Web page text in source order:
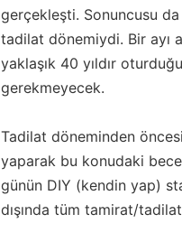
gerçekleşti. Sonuncusu
tadilat dönemiydi. Bir ayı
yaklaşık 40 yıldır
gerekmeyecek.
Tadilat döneminden
yaparak bu konudaki
günün DIY (kendin yap)
dışında tüm tamirat/